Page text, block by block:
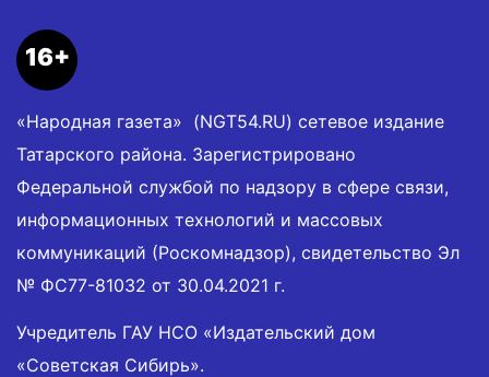
16+
«Народная газета» (NGT54.RU) сетевое издание
Татарского района. Зарегистрировано
Федеральной службой по надзору в сфере связи,
информационных технологий и массовых
коммуникаций (Роскомнадзор), свидетельство Эл
№ ФС77-81032 от 30.04.2021 г.
Учредитель ГАУ НСО «Издательский дом
«Советская Сибирь».